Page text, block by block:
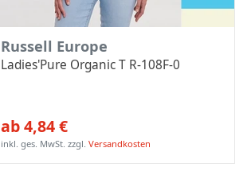
Russell Europe
Ladies'Pure Organic T R-108F-0
ab 4,84 €
inkl. ges. MwSt. zzgl.Versandkosten